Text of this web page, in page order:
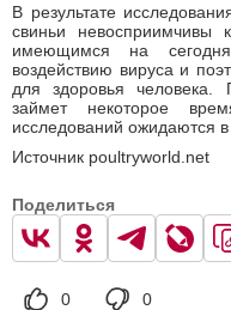
В результате
свиньи невосприимчивы
имеющимся на
воздействию вируса и
для здоровья человека.
займет некоторое
исследований ожидаются
Источник poultryworld.net
Поделиться
0 0